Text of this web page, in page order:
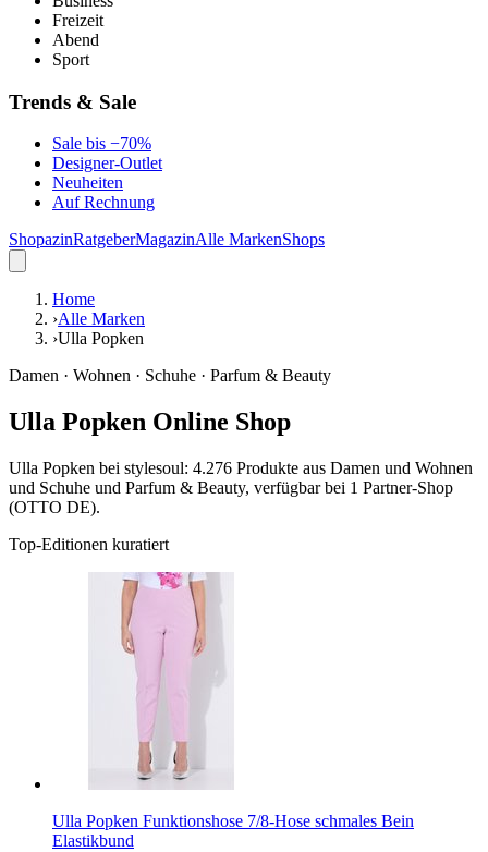
Freizeit
Abend
Sport
Trends & Sale
Sale bis −70%
Designer-Outlet
Neuheiten
Auf Rechnung
ShopazinRatgeberMagazinAlle MarkenShops
Home
›Alle Marken
›Ulla Popken
Damen · Wohnen · Schuhe · Parfum & Beauty
Ulla Popken Online Shop
Ulla Popken bei stylesoul: 4.276 Produkte aus Damen und Wohnen
und Schuhe und Parfum & Beauty, verfügbar bei 1 Partner-Shop
(OTTO DE).
Top-Editionen kuratiert
Ulla Popken Funktionshose 7/8-Hose schmales Bein
Elastikbund